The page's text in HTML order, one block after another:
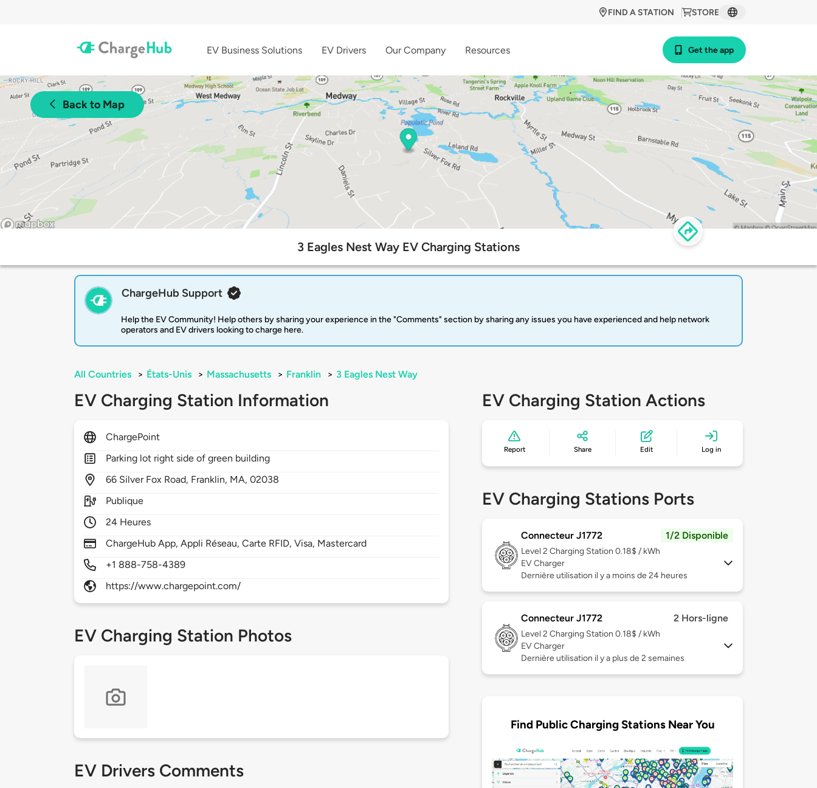
STORE
FIND A STATION
EV Business Solutions EV Drivers Our Company Resources Get the app
Back to Map
3 Eagles Nest Way EV Charging Stations
ChargeHub Support
Help the EV Community! Help others by sharing your experience in the "Comments" section by sharing any issues you have experienced and help network
operators and EV drivers looking to charge here.
All Countries > États-Unis > Massachusetts > Franklin > 3 Eagles Nest Way
EV Charging Station Information
ChargePoint
Parking lot right side of green building
66 Silver Fox Road, Franklin, MA,02038
Publique
24 Heures
ChargeHub App, Appli Réseau, Carte RFID, Visa, Mastercard
+1 888-758-4389
https://www.chargepoint.com/
EV Charging Station Photos
EV Drivers Comments
EV Charging Station Actions
Report Share Edit Log in
EV Charging Stations Ports
Connecteur J1772 1/2 Disponible
Level 2 Charging Station 0.18$ / kWh
EV Charger
Dernière utilisation il y a moins de 24 heures
Connecteur J1772 2 Hors-ligne
Level 2 Charging Station 0.18$ / kWh
EV Charger
Dernière utilisation il y a plus de 2 semaines
Find Public Charging Stations Near You